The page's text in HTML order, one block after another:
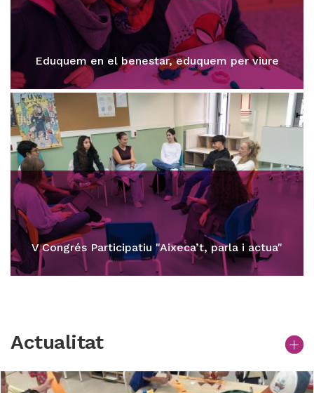
Eduquem en el benestar, eduquem per viure
V Congrés Participatiu "Aixeca’t, parla i actua"
Actualitat
les